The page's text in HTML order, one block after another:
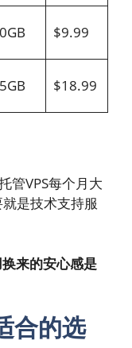
$9.99
$18.99
管VPS每个月大
是技术支持服
来的安心感是
合的选